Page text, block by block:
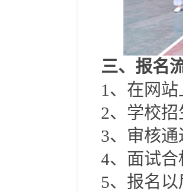
三、报名
1、在网
2、学校
3、审核
4、面试
5、报名